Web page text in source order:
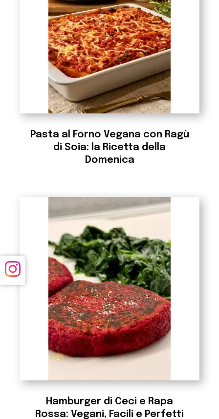
Pasta al Forno Vegana con Ragù
di Soia: la Ricetta della
Domenica
Hamburger di Ceci e Rapa
Rossa: Vegani, Facili e Perfetti